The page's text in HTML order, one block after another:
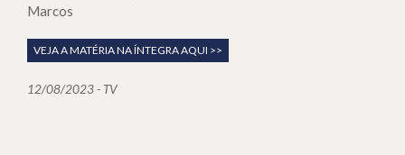
Marcos
VEJA A MATÉRIA NA ÍNTEGRA AQUI >>
12/08/2023 - TV